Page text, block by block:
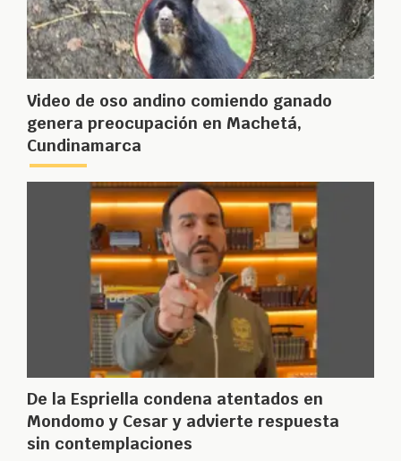
Video de oso andino comiendo ganado
genera preocupación en Machetá,
Cundinamarca
De la Espriella condena atentados en
Mondomo y Cesar y advierte respuesta
sin contemplaciones